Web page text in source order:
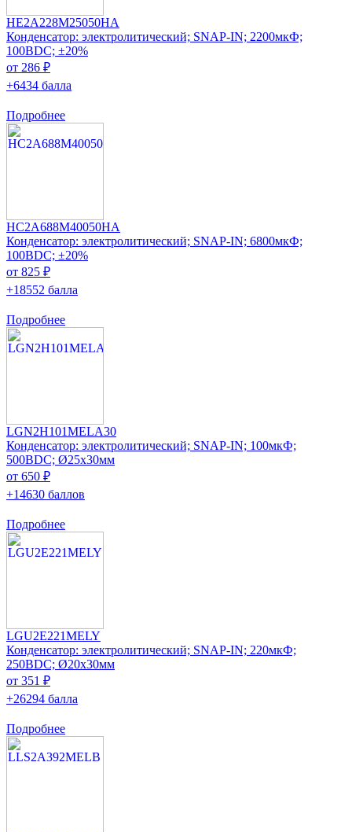
HE2A228M25050HA
Конденсатор: электролитический; SNAP-IN; 2200мкФ;
100ВDC; ±20%
от 286 ₽
+6434 балла
Подробнее
HC2A688M40050HA
Конденсатор: электролитический; SNAP-IN; 6800мкФ;
100ВDC; ±20%
от 825 ₽
+18552 балла
Подробнее
LGN2H101MELA30
Конденсатор: электролитический; SNAP-IN; 100мкФ;
500ВDC; Ø25x30мм
от 650 ₽
+14630 баллов
Подробнее
LGU2E221MELY
Конденсатор: электролитический; SNAP-IN; 220мкФ;
250ВDC; Ø20x30мм
от 351 ₽
+26294 балла
Подробнее